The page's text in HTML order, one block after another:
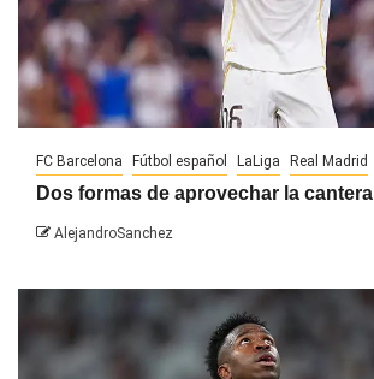
FC Barcelona Fútbol español LaLiga Real Madrid
Dos formas de aprovechar la cantera
AlejandroSanchez